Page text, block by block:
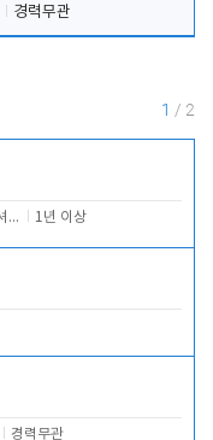
경력무관
1 / 2
베팅.,청소<<캐셔 모셔봅니다. 1년 이상
경력무관